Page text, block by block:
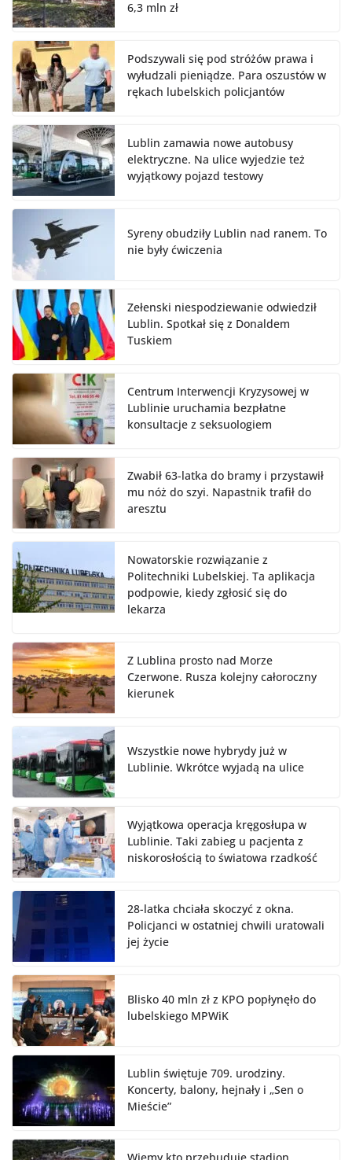
6,3 mln zł
Podszywali się pod stróżów prawa i
wyłudzali pieniądze. Para oszustów w
rękach lubelskich policjantów
Lublin zamawia nowe autobusy
elektryczne. Na ulice wyjedzie też
wyjątkowy pojazd testowy
Syreny obudziły Lublin nad ranem. To
nie były ćwiczenia
Zełenski niespodziewanie odwiedził
Lublin. Spotkał się z Donaldem
Tuskiem
Centrum Interwencji Kryzysowej w
Lublinie uruchamia bezpłatne
konsultacje z seksuologiem
Zwabił 63-latka do bramy i przystawił
mu nóż do szyi. Napastnik trafił do
aresztu
Nowatorskie rozwiązanie z
Politechniki Lubelskiej. Ta aplikacja
podpowie, kiedy zgłosić się do
lekarza
Z Lublina prosto nad Morze
Czerwone. Rusza kolejny całoroczny
kierunek
Wszystkie nowe hybrydy już w
Lublinie. Wkrótce wyjadą na ulice
Wyjątkowa operacja kręgosłupa w
Lublinie. Taki zabieg u pacjenta z
niskorosłością to światowa rzadkość
28-latka chciała skoczyć z okna.
Policjanci w ostatniej chwili uratowali
jej życie
Blisko 40 mln zł z KPO popłynęło do
lubelskiego MPWiK
Lublin świętuje 709. urodziny.
Koncerty, balony, hejnały i „Sen o
Mieście”